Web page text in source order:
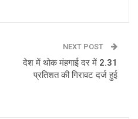
NEXT POST
देश में थोक मंहगाई दर में 2.31
प्रतिशत की गिरावट दर्ज हुई